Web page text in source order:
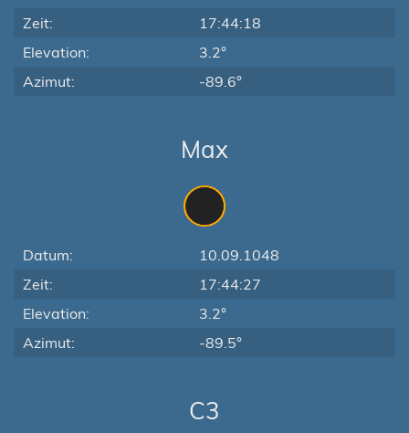
Zeit:
17:44:18
Elevation:
3.2°
Azimut:
-89.6°
Max
Datum:
10.09.1048
Zeit:
17:44:27
Elevation:
3.2°
Azimut:
-89.5°
C3